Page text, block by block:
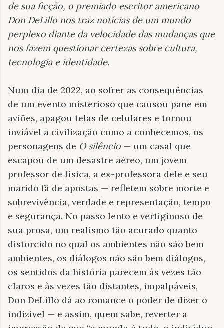
de sua ficção, o premiado escritor americano
Don DeLillo nos traz notícias de um mundo
perplexo diante da velocidade das mudanças que
nos fazem questionar certezas sobre cultura,
tecnologia e identidade.
Num dia de 2022, ao sofrer as consequências
de um evento misterioso que causou pane em
aviões, apagou telas de celulares e tornou
inviável a civilização como a conhecemos, os
personagens de O silêncio — um casal que
escapou de um desastre aéreo, um jovem
professor de física, a ex-professora dele e seu
marido fã de apostas — refletem sobre morte e
sobrevivência, verdade e representação, tempo
e segurança. No passo lento e vertiginoso de
sua prosa, um realismo tão acurado quanto
distorcido no qual os ambientes não são bem
ambientes, os diálogos não são bem diálogos,
os sentidos da história parecem às vezes tão
claros e às vezes tão distantes, impalpáveis,
Don DeLillo dá ao romance o poder de dizer o
indizível — e assim, quem sabe, reverter a